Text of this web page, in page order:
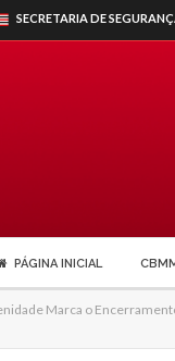
SECRETARIA DE
PÁGINA INICIAL
Marca o